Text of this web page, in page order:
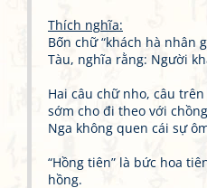
Thích nghĩa:
Bốn chữ “khách hà nhân
Tàu, nghĩa rằng: Người
Hai câu chữ nho, câu
sớm cho đi theo với
Nga không quen cái sự
“Hồng tiên” là bức hoa
hồng.